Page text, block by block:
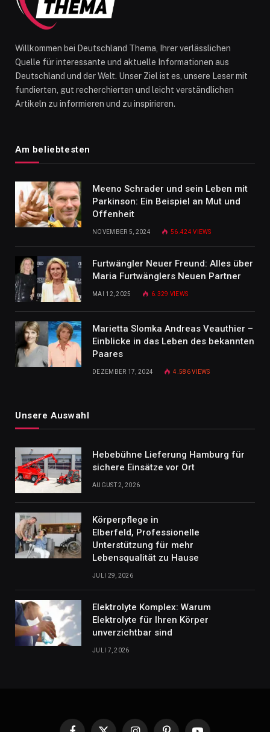
Willkommen bei Deutschland Thema, Ihrer verlässlichen
Quelle für interessante und aktuelle Informationen aus
Deutschland und der Welt. Unser Ziel ist es, unsere Leser mit
fundierten, gut recherchierten und leicht verständlichen
Artikeln zu informieren und zu inspirieren.
Am beliebtesten
Meeno Schrader und sein Leben mit
Parkinson: Ein Beispiel an Mut und
Offenheit
NOVEMBER 5, 2024 56.424VIEWS
Furtwängler Neuer Freund: Alles über
Maria Furtwänglers Neuen Partner
MAI 12, 2025 6.329 VIEWS
Marietta Slomka Andreas Veauthier –
Einblicke in das Leben des bekannten
Paares
DEZEMBER 17, 2024 4.586VIEWS
Unsere Auswahl
Hebebühne Lieferung Hamburg für
sichere Einsätze vor Ort
AUGUST 2, 2026
Körperpflege in
Elberfeld, Professionelle
Unterstützung für mehr
Lebensqualität zu Hause
JULI 29, 2026
Elektrolyte Komplex: Warum
Elektrolyte für Ihren Körper
unverzichtbar sind
JULI 7, 2026